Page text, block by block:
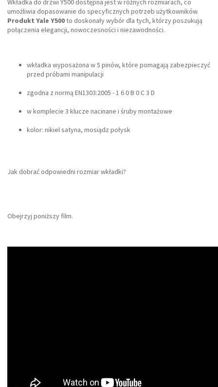
Wkładka do drzwi Y500 dostępna jest w różnych rozmiarach, co
umożliwia dopasowanie do specyficznych potrzeb użytkowników.
Produkt Yale Y500to doskonały wybór dla tych, którzy poszukują
połączenia elegancji, nowoczesności i niezawodności.
wkładka wyposażona w 5 pinów, które pomagają zabezpieczyć
przed próbami manipulacji
zgodna z normą EN1303:2005 - 1 6 0 B 0 C 3 D
w komplecie 3 klucze nacinane i śruby montażowe
kolor: nikiel satyna, mosiądz połysk
Jak dobrać odpowiedni rozmiar wkładki?
Obejrzyj poniższy film.